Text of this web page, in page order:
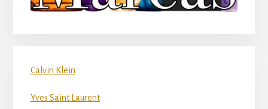
Calvin Klein
Yves Saint Laurent